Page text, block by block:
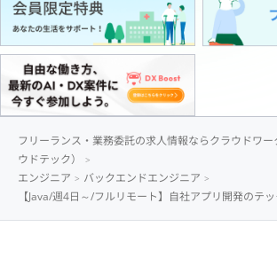
フリーランス・業務委託の求人情報ならクラウドワ
ウドテック）
エンジニア
バックエンドエンジニア
【Java/週4日～/フルリモート】自社アプリ開発のテ